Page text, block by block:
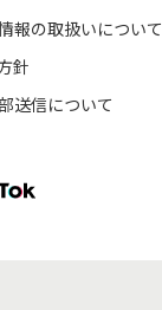
報の取扱いについて
針
送信について